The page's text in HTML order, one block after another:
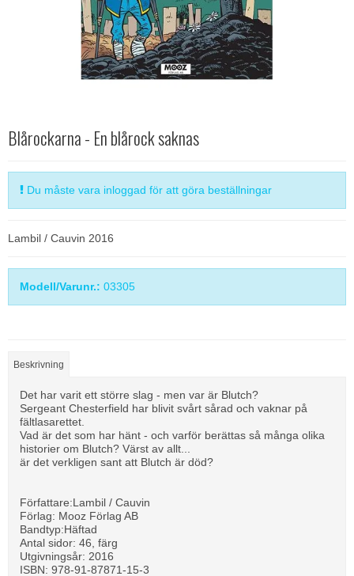
Blårockarna - En blårock saknas
Du måste vara inloggad för att göra beställningar
Lambil / Cauvin 2016
Modell/Varunr.: 03305
Beskrivning
Det har varit ett större slag - men var är Blutch?
Sergeant Chesterfield har blivit svårt sårad och vaknar på
fältlasarettet.
Vad är det som har hänt - och varför berättas så många olika
historier om Blutch? Värst av allt...
är det verkligen sant att Blutch är död?
Författare:Lambil / Cauvin
Förlag: Mooz Förlag AB
Bandtyp:Häftad
Antal sidor: 46, färg
Utgivningsår: 2016
ISBN: 978-91-87871-15-3